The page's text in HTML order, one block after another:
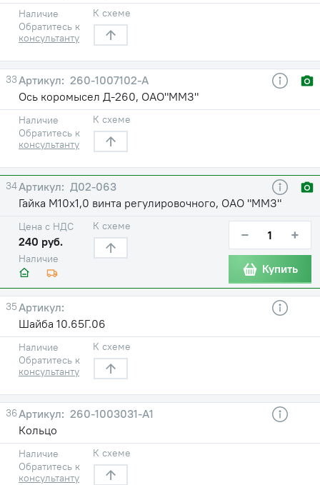
Наличие
Обратитесь к
консультанту
К схеме
33
260-1007102-А
Ось коромысел Д-260, ОАО"ММЗ"
Наличие
Обратитесь к
консультанту
К схеме
34
Д02-063
Гайка М10х1,0 винта регулировочного, ОАО "ММЗ"
Наличие
Цена с НДС
240 руб.
К схеме − +
Купить
35
Шайба 10.65Г.06
Наличие
Обратитесь к
консультанту
К схеме
36
260-1003031-А1
Кольцо
Наличие
Обратитесь к
консультанту
К схеме